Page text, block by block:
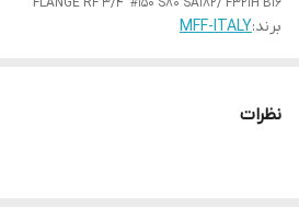
برند:MFF-ITALY
نظرات